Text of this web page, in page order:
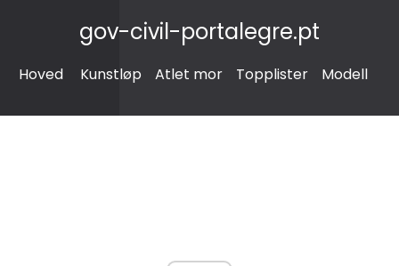
gov-civil-portalegre.pt
Hoved Kunstløp Atlet mor Topplister Modell